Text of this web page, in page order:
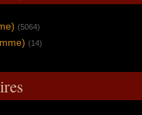
(5064)
(14)